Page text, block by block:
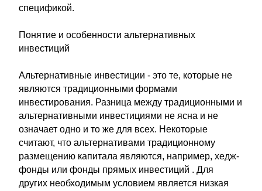
спецификой.
Понятие и особенности альтернативных
инвестиций
Альтернативные инвестиции - это те, которые не
являются традиционными формами
инвестирования. Разница между традиционными и
альтернативными инвестициями не ясна и не
означает одно и то же для всех. Некоторые
считают, что альтернативами традиционному
размещению капитала являются, например, хедж-
фонды или фонды прямых инвестиций . Для
других необходимым условием является низкая